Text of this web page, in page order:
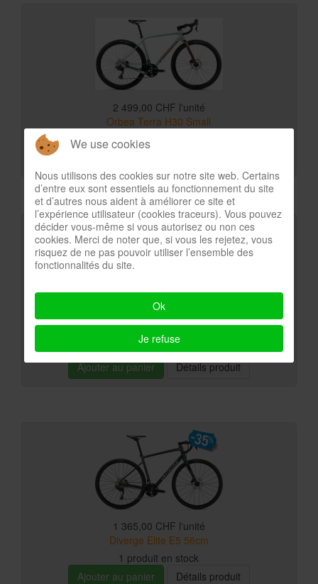
2 499,00 CHF l'unité
Orbea Terra H30 Small
1 produit en stock
2 499,00 CHF l'unité
1 produit en stock
Ajouter au panier
Détails produit
1 365,00 CHF l'unité
Diverge Elite E5 56cm
1 produit en stock
Ajouter au panier
Détails produit
We use cookies
Nous utilisons des cookies sur notre site web. Certains
d’entre eux sont essentiels au fonctionnement du site
et d’autres nous aident à améliorer ce site et
l’expérience utilisateur (cookies traceurs). Vous pouvez
décider vous-même si vous autorisez ou non ces
cookies. Merci de noter que, si vous les rejetez, vous
risquez de ne pas pouvoir utiliser l’ensemble des
fonctionnalités du site.
Ok
Je refuse